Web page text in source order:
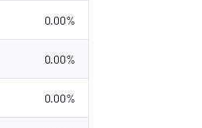
0.00%
0.00%
0.00%